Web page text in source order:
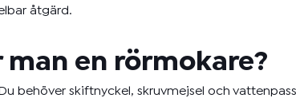
åtgärd.
en rörmokare?
behöver skiftnyckel, skruvmejsel och